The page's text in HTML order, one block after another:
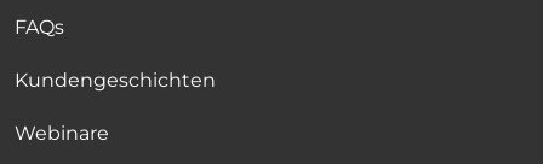
FAQs
Kundengeschichten
Webinare